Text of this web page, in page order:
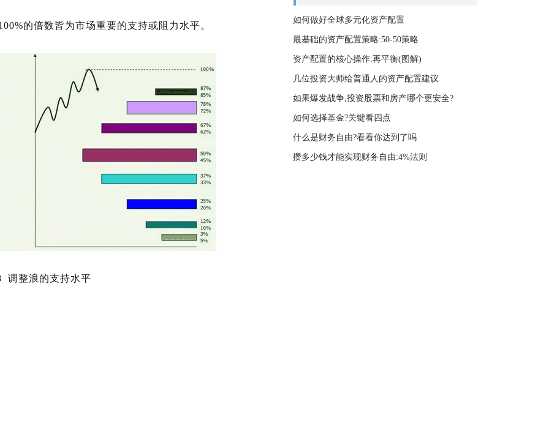
的倍数皆为市场重要的支持或阻力水平。
调整浪的支持水平
如何做好全球多元化资产配置
最基础的资产配置策略:50-50策略
资产配置的核心操作:再平衡(图解)
几位投资大师给普通人的资产配置建议
如果爆发战争,投资股票和房产哪个更安全?
如何选择基金?关键看四点
什么是财务自由?看看你达到了吗
攒多少钱才能实现财务自由:4%法则